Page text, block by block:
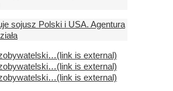
sojusz Polski i USA. Agentura
(link is external)
(link is external)
(link is external)